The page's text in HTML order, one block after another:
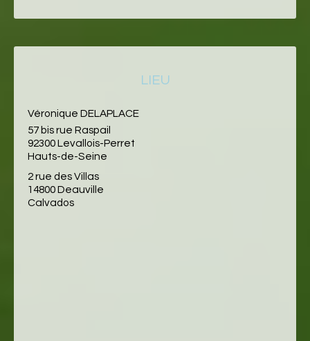
LIEU
Véronique DELAPLACE
57 bis rue Raspail
92300 Levallois-Perret
Hauts-de-Seine
2 rue des Villas
14800 Deauville
Calvados